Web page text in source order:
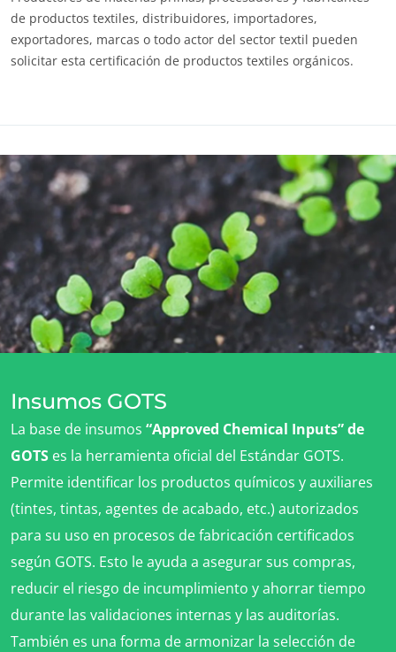
NUESTROS SECTORES COMERCIALES
Agroalimentario
Cosméticos
Productos del hogar
Materiales sostenibles
de productos textiles, distribuidores, importadores,
exportadores, marcas o todo actor del sector textil pueden
solicitar esta certificación de productos textiles orgánicos.
Enlaces útiles
Estándar GOTS
Insumos GOTS
La base de insumos “Approved Chemical Inputs” de
GOTS es la herramienta oficial del Estándar GOTS.
Permite identificar los productos químicos y auxiliares
(tintes, tintas, agentes de acabado, etc.) autorizados
para su uso en procesos de fabricación certificados
según GOTS. Esto le ayuda a asegurar sus compras,
reducir el riesgo de incumplimiento y ahorrar tiempo
durante las validaciones internas y las auditorías.
También es una forma de armonizar la selección de